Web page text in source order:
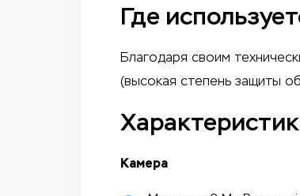
Где
Благодаря своим
(высокая степень защиты
Камера